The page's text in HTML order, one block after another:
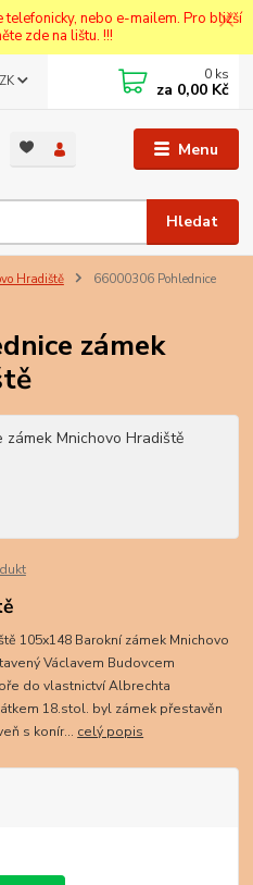
nebo e-mailem. Pro bližší
zde na lištu. !!!
Menu
Hledat
0 ks
za 0,00 Kč
Hradiště
66000306 Pohlednice
zámek
105x148 Barokní zámek Mnichovo
Václavem Budovcem
do vlastnictví Albrechta
18.stol. byl zámek přestavěn
s konír... celý popis